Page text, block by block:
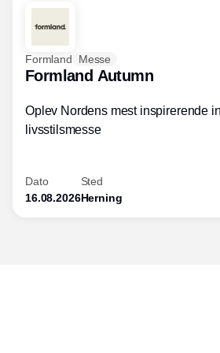
Formland Messe
Formland Autumn
Oplev Nordens mest inspirerende
livsstilsmesse
Dato
16.08.2026
Sted
Herning